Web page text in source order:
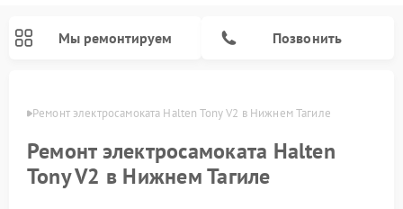
Мы ремонтируем Позвонить
Ремонт электросамоката Halten Tony V2 в Нижнем Тагиле
Ремонт электросамоката Halten
Tony V2 в Нижнем Тагиле